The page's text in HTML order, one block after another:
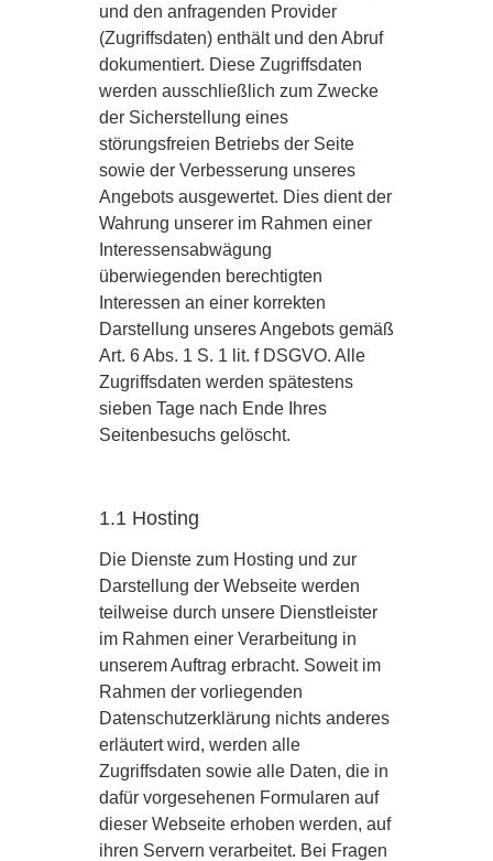
und den anfragenden Provider
(Zugriffsdaten) enthält und den Abruf
dokumentiert. Diese Zugriffsdaten
werden ausschließlich zum Zwecke
der Sicherstellung eines
störungsfreien Betriebs der Seite
sowie der Verbesserung unseres
Angebots ausgewertet. Dies dient der
Wahrung unserer im Rahmen einer
Interessensabwägung
überwiegenden berechtigten
Interessen an einer korrekten
Darstellung unseres Angebots gemäß
Art. 6 Abs. 1 S. 1 lit. f DSGVO. Alle
Zugriffsdaten werden spätestens
sieben Tage nach Ende Ihres
Seitenbesuchs gelöscht.
1.1 Hosting
Die Dienste zum Hosting und zur
Darstellung der Webseite werden
teilweise durch unsere Dienstleister
im Rahmen einer Verarbeitung in
unserem Auftrag erbracht. Soweit im
Rahmen der vorliegenden
Datenschutzerklärung nichts anderes
erläutert wird, werden alle
Zugriffsdaten sowie alle Daten, die in
dafür vorgesehenen Formularen auf
dieser Webseite erhoben werden, auf
ihren Servern verarbeitet. Bei Fragen